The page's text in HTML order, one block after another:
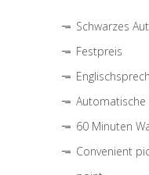
Schwarzes
Festpreis
Automatische
60 Minuten
Convenient